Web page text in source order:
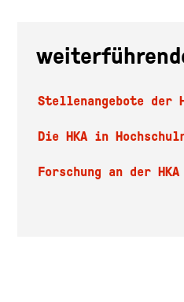
Stellenangebote der
Die HKA in
Forschung an der HKA